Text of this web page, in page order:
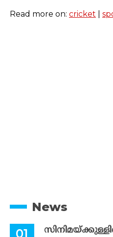
Read more on: cricket
News